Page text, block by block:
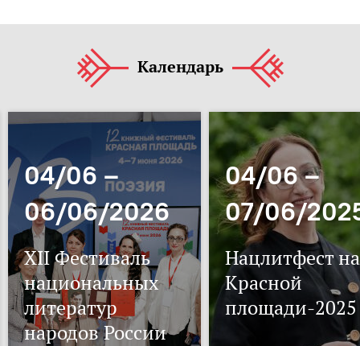
Календарь
04/06 –
06/06/2026
XII Фестиваль
национальных
литератур
народов России
04/06 –
07/06/
Нацлитфест на
Красной
площади-2025